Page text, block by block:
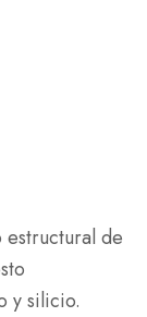
de
y silicio.